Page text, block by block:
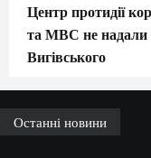
Центр протидії
та МВС не надали
Вигівського
Останні новини